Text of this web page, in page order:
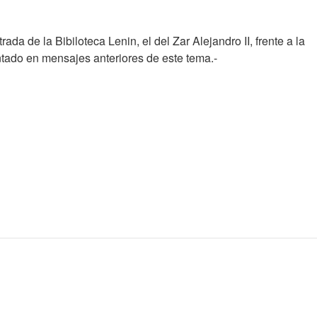
de la Bibiloteca Lenin, el del Zar Alejandro II, frente a la
en mensajes anteriores de este tema.-